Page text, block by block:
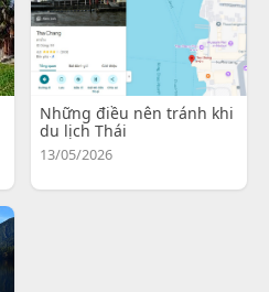
Những điều nên tránh khi
du lịch Thái
13/05/2026